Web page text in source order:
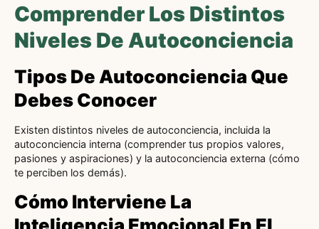
Comprender Los Distintos
Niveles De Autoconciencia
Tipos De Autoconciencia Que
Debes Conocer
Existen distintos niveles de autoconciencia, incluida la
autoconciencia interna (comprender tus propios valores,
pasiones y aspiraciones) y la autoconciencia externa (cómo
te perciben los demás).
Cómo Interviene La